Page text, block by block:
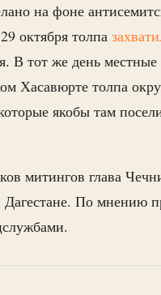
на фоне
октября толпа
В тот же день
Хасавюрте толпа
якобы там
митингов глава
По мнению